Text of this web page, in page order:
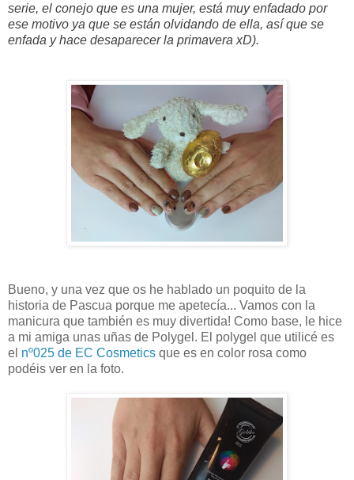
serie, el conejo que es una mujer, está muy enfadado por
ese motivo ya que se están olvidando de ella, así que se
enfada y hace desaparecer la primavera xD).
Bueno, y una vez que os he hablado un poquito de la
historia de Pascua porque me apetecía... Vamos con la
manicura que también es muy divertida! Como base, le hice
a mi amiga unas uñas de Polygel. El polygel que utilicé es
el nº025 de EC Cosmetics que es en color rosa como
podéis ver en la foto.